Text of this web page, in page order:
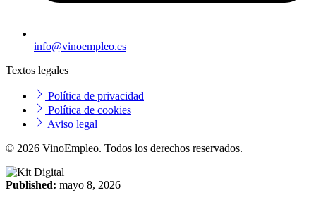
info@vinoempleo.es
Textos legales
Política de privacidad
Política de cookies
Aviso legal
© 2026 VinoEmpleo. Todos los derechos reservados.
Published: mayo 8, 2026